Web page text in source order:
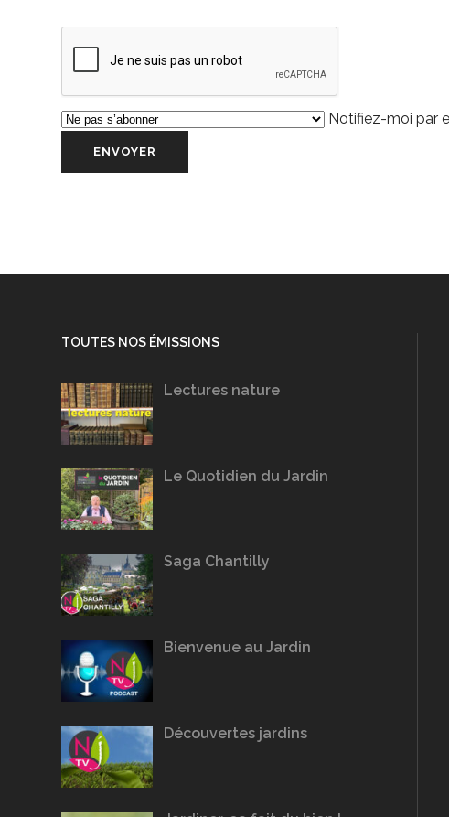
Notifiez-moi par
TOUTES NOS ÉMISSIONS
Lectures nature
Le Quotidien du Jardin
Saga Chantilly
Bienvenue au Jardin
Découvertes jardins